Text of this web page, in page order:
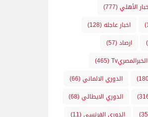
الأهلي(777)
اخبار عاجله(128)
ارصاد(57)
الخبرالمصريTv
(465)
الدوري الالماني(66)
الدوري الايطالي(68)
الدوري الفرنسي(11)